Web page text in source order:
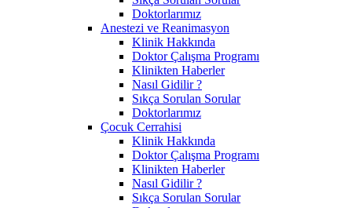
Doktorlarımız
Anestezi ve Reanimasyon
Klinik Hakkında
Doktor Çalışma Programı
Klinikten Haberler
Nasıl Gidilir ?
Sıkça Sorulan Sorular
Doktorlarımız
Çocuk Cerrahisi
Klinik Hakkında
Doktor Çalışma Programı
Klinikten Haberler
Nasıl Gidilir ?
Sıkça Sorulan Sorular